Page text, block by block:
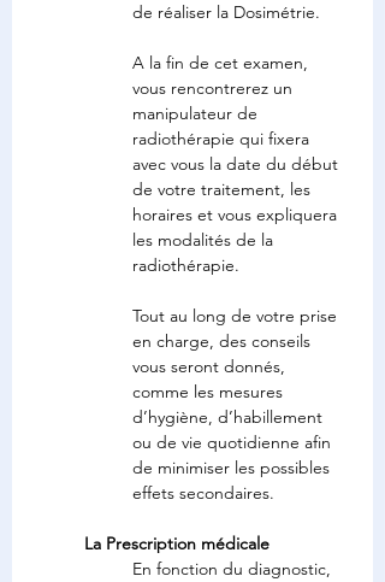
de réaliser la Dosimétrie.
A la fin de cet examen,
vous rencontrerez un
manipulateur de
radiothérapie qui fixera
avec vous la date du début
de votre traitement, les
horaires et vous expliquera
les modalités de la
radiothérapie.
Tout au long de votre prise
en charge, des conseils
vous seront donnés,
comme les mesures
d’hygiène, d’habillement
ou de vie quotidienne afin
de minimiser les possibles
effets secondaires.
La Prescription médicale
En fonction du diagnostic,